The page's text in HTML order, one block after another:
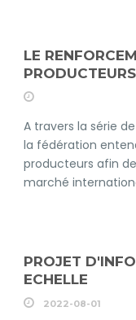
LE
PRODUCTEURS
A travers la série
la fédération
producteurs afin
marché
PROJET
ECHELLE
2022-08-01